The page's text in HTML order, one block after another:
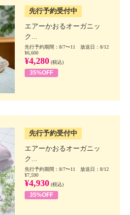
先行予約受付中
エアーかおるオーガニッ
ク...
先行予約期間：8/7〜11 放送日：8/12
¥6,600
¥4,280 (税込)
35%OFF
先行予約受付中
エアーかおるオーガニッ
ク...
先行予約期間：8/7〜11 放送日：8/12
¥7,590
¥4,930 (税込)
35%OFF